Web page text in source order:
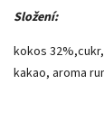
Složení:
kokos
kakao, aroma